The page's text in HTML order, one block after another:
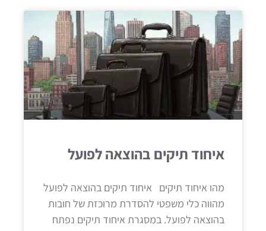
איחוד תיקים בהוצאה לפועל
מהו איחוד תיקים איחוד תיקים בהוצאה לפועל
מהווה כלי משפטי להסדרת מרוכזת של חובות
בהוצאה לפועל. במסגרת איחוד תיקים נפתח